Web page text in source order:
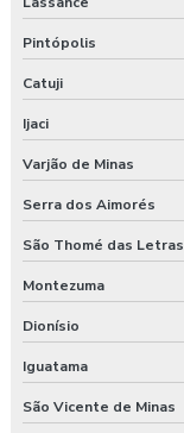
Pintópolis
Catuji
Ijaci
Varjão de Minas
Serra dos Aimorés
São Thomé das Letras
Montezuma
Dionísio
Iguatama
São Vicente de Minas